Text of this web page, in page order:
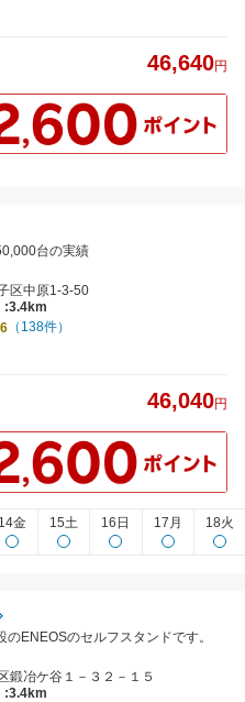
46,640円
台の実績
区中原1-3-50
:3.4km
（138件）
46,040円
14金 15土 16日 17月 18火
ENEOSのセルフスタンドです。
鍛冶ケ谷１－３２－１５
:3.4km